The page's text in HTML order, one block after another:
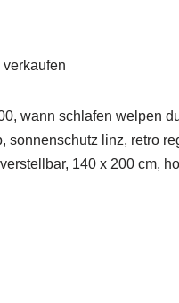
wann schlafen welpen
sonnenschutz linz, retro
140 x 200 cm,